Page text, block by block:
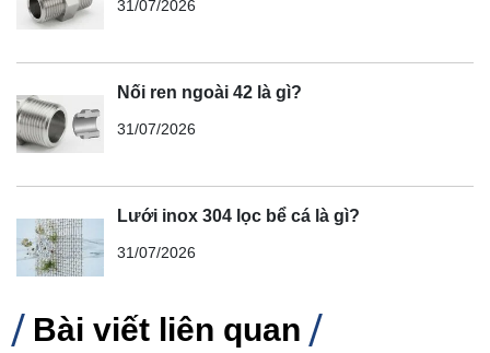
31/07/2026
Nối ren ngoài 42 là gì?
31/07/2026
Lưới inox 304 lọc bể cá là gì?
31/07/2026
Bài viết liên quan